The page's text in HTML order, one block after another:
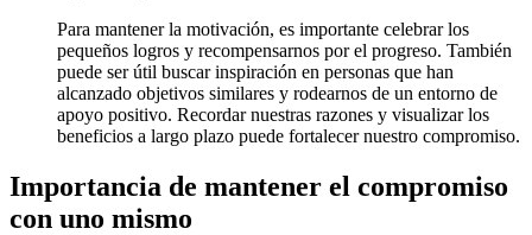
Para mantener la motivación, es importante celebrar los
pequeños logros y recompensarnos por el progreso. También
puede ser útil buscar inspiración en personas que han
alcanzado objetivos similares y rodearnos de un entorno de
apoyo positivo. Recordar nuestras razones y visualizar los
beneficios a largo plazo puede fortalecer nuestro compromiso.
Importancia de mantener el compromiso
con uno mismo